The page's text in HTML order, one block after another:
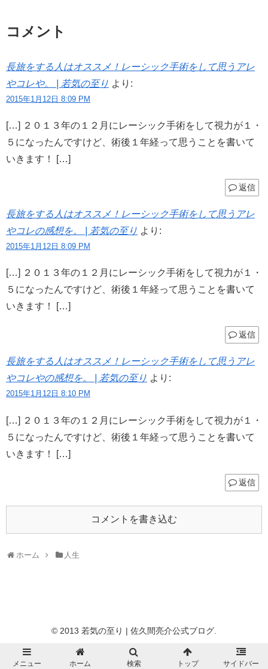
コメント
長旅をする人はオススメ！レーシック手術をして思うアレ
やコレや。 | 若気の至り より:
2015年1月12日 8:09 PM
[…] ２０１３年の１２月にレーシック手術をして視力が１・
５になったんですけど、術後１年経って思うことを書いて
いきます！ […]
返信
長旅をする人はオススメ！レーシック手術をして思うアレ
やコレの感想を。 | 若気の至り より:
2015年1月12日 8:09 PM
[…] ２０１３年の１２月にレーシック手術をして視力が１・
５になったんですけど、術後１年経って思うことを書いて
いきます！ […]
返信
長旅をする人はオススメ！レーシック手術をして思うアレ
やコレやの感想を。 | 若気の至り より:
2015年1月12日 8:10 PM
[…] ２０１３年の１２月にレーシック手術をして視力が１・
５になったんですけど、術後１年経って思うことを書いて
いきます！ […]
返信
コメントを書き込む
ホーム 人生
© 2013 若気の至り | 佐久間亮介公式ブログ.
メニュー ホーム 検索 トップ サイドバー